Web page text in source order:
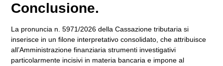
Conclusione.
La pronuncia n. 5971/2026 della Cassazione tributaria si
inserisce in un filone interpretativo consolidato, che attribuisce
all’Amministrazione finanziaria strumenti investigativi
particolarmente incisivi in materia bancaria e impone al